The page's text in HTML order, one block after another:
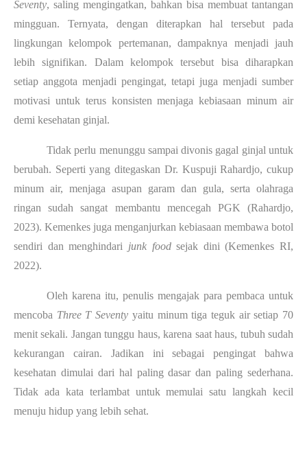
Seventy, saling mengingatkan, bahkan bisa membuat tantangan
mingguan. Ternyata, dengan diterapkan hal tersebut pada
lingkungan kelompok pertemanan, dampaknya menjadi jauh
lebih signifikan. Dalam kelompok tersebut bisa diharapkan
setiap anggota menjadi pengingat, tetapi juga menjadi sumber
motivasi untuk terus konsisten menjaga kebiasaan minum air
demi kesehatan ginjal.
Tidak perlu menunggu sampai divonis gagal ginjal untuk
berubah. Seperti yang ditegaskan Dr. Kuspuji Rahardjo, cukup
minum air, menjaga asupan garam dan gula, serta olahraga
ringan sudah sangat membantu mencegah PGK (Rahardjo,
2023). Kemenkes juga menganjurkan kebiasaan membawa botol
sendiri dan menghindari junk foodsejak dini (Kemenkes RI,
2022).
Oleh karena itu, penulis mengajak para pembaca untuk
mencoba Three T Seventy yaitu minum tiga teguk air setiap 70
menit sekali. Jangan tunggu haus, karena saat haus, tubuh sudah
kekurangan cairan. Jadikan ini sebagai pengingat bahwa
kesehatan dimulai dari hal paling dasar dan paling sederhana.
Tidak ada kata terlambat untuk memulai satu langkah kecil
menuju hidup yang lebih sehat.